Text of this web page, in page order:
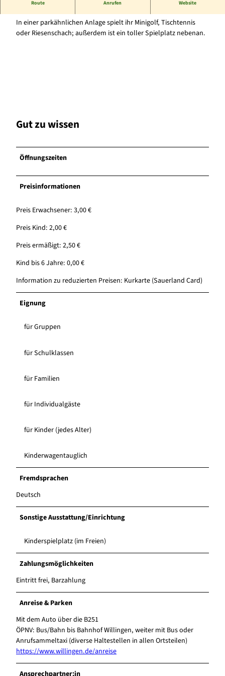
Route Anrufen Website
In einer parkähnlichen Anlage spielt ihr Minigolf, Tischtennis
oder Riesenschach; außerdem ist ein toller Spielplatz nebenan.
Gut zu wissen
Öffnungszeiten
Preisinformationen
Preis Erwachsener: 3,00 €
Preis Kind: 2,00 €
Preis ermäßigt: 2,50 €
Kind bis 6 Jahre: 0,00 €
Information zu reduzierten Preisen: Kurkarte (Sauerland Card)
Eignung
für Gruppen
für Schulklassen
für Familien
für Individualgäste
für Kinder (jedes Alter)
Kinderwagentauglich
Fremdsprachen
Deutsch
Sonstige Ausstattung/Einrichtung
Kinderspielplatz (im Freien)
Zahlungsmöglichkeiten
Eintritt frei, Barzahlung
Anreise & Parken
Mit dem Auto über die B251
ÖPNV: Bus/Bahn bis Bahnhof Willingen, weiter mit Bus oder
Anrufsammeltaxi (diverse Haltestellen in allen Ortsteilen)
https://www.willingen.de/anreise
Ansprechpartner:in